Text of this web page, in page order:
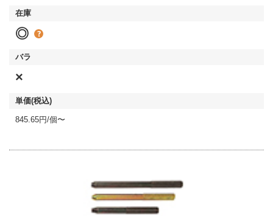
◎
×
845.65円/個〜